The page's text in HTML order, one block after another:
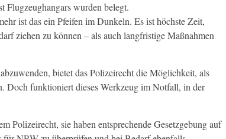
Flugzeughangars wurden belegt.
ist das ein Pfeifen im Dunkeln. Es ist höchste Zeit,
ziehen zu können – als auch langfristige Maßnahmen
bietet das Polizeirecht die Möglichkeit, als
Doch funktioniert dieses Werkzeug im Notfall, in der
Polizeirecht, sie haben entsprechende Gesetzgebung auf